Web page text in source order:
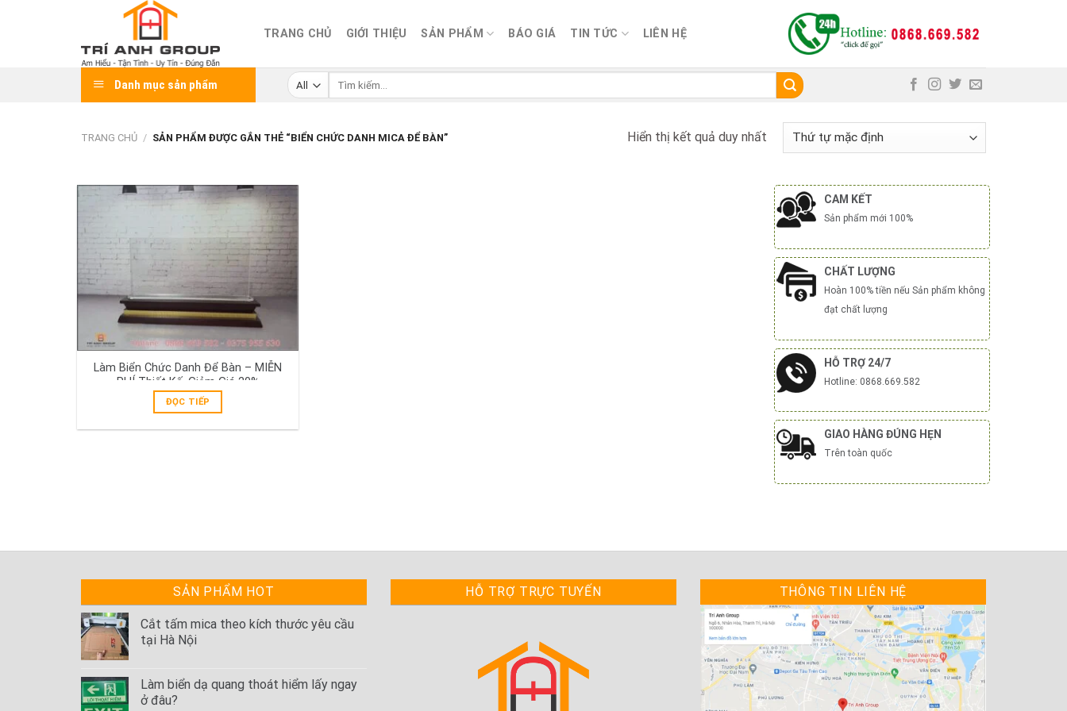
TRANG CHỦ GIỚI THIỆU SẢN PHẨM BÁO GIÁ TIN TỨC LIÊN HỆ
Danh mục sản phẩm
TRANG CHỦ / SẢN PHẨM ĐƯỢC GẮN THẺ “BIỂN CHỨC DANH MICA ĐỂ BÀN” Hiển thị kết quả duy nhất
Làm Biển Chức Danh Để Bàn – MIỄN
PHÍ Thiết Kế, Giảm Giá 20%
ĐỌC TIẾP
CAM KẾT
Sản phẩm mới 100%
CHẤT LƯỢNG
Hoàn 100% tiền nếu Sản phẩm không
đạt chất lượng
HỖ TRỢ 24/7
Hotline: 0868.669.582
GIAO HÀNG ĐÚNG HẸN
Trên toàn quốc
SẢN PHẨM HOT
Cắt tấm mica theo kích thước yêu cầu
tại Hà Nội
Làm biển dạ quang thoát hiểm lấy ngay
ở đâu?
HỖ TRỢ TRỰC TUYẾN THÔNG TIN LIÊN HỆ